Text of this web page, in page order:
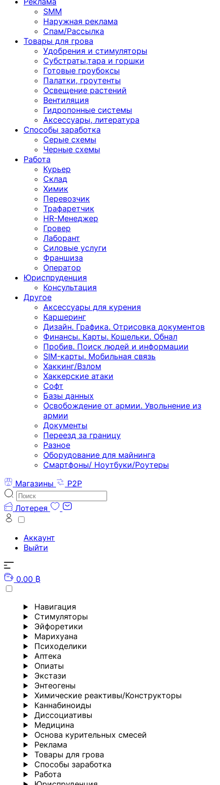
SMM
Наружная реклама
Спам/Рассылка
Товары для грова
Удобрения и стимуляторы
Субстраты,тара и горшки
Готовые гроубоксы
Палатки, гроутенты
Освещение растений
Вентиляция
Гидропонные системы
Аксессуары, литература
Способы заработка
Серые схемы
Черные схемы
Работа
Курьер
Склад
Химик
Перевозчик
Трафаретчик
HR-Менеджер
Гровер
Лаборант
Силовые услуги
Франшиза
Оператор
Юриспруденция
Консультация
Другoе
Аксессуары для курения
Каршеринг
Дизайн. Графика. Отрисовка документов
Финансы. Карты. Кошельки. Обнал
Пробив. Поиск людей и информации
SIM-карты. Мобильная связь
Хаккинг/Взлом
Хаккерские атаки
Софт
Базы данных
Освобождение от армии. Увольнение из
армии
Документы
Переезд за границу
Разное
Оборудование для майнинга
Смартфоны/ Ноутбуки/Роутеры
Магазины
P2P
Лотерея
Аккаунт
Выйти
0.00 ₿
Навигация
Стимуляторы
Эйфоретики
Марихуана
Психоделики
Аптека
Опиаты
Экстази
Энтеогены
Химические реактивы/Конструкторы
Каннабиноиды
Диссоциативы
Медицина
Основа курительных смесей
Реклама
Товары для грова
Способы заработка
Работа